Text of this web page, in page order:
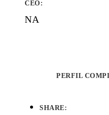
CEO:
NA
PERFIL
SHARE: